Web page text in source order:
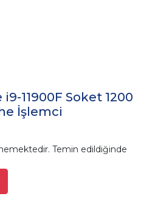
11900F Soket 1200
İşlemci
Temin edildiğinde